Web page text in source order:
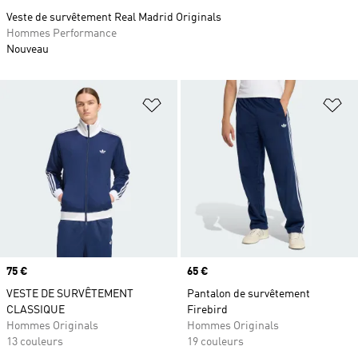
Ajouter à la Liste de produits
Prix
75 €
VESTE DE SURVÊTEMENT
CLASSIQUE
Hommes Originals
13 couleurs
Prix
65 €
Pantalon de survêtement
Firebird
Hommes Originals
19 couleurs
Veste de survêtement Real Madrid Originals
Hommes Performance
Nouveau